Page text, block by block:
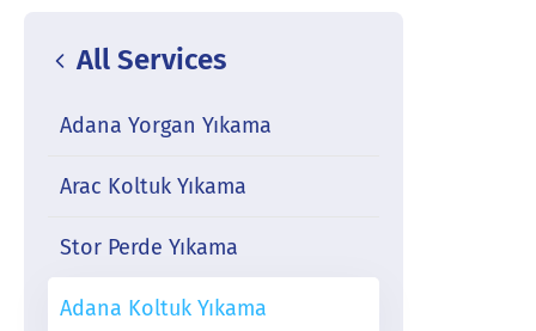
All Services
Adana Yorgan Yıkama
Arac Koltuk Yıkama
Stor Perde Yıkama
Adana Koltuk Yıkama